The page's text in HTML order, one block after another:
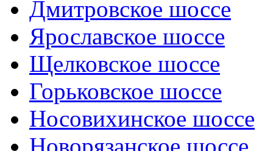
Дмитровское шоссе
Ярославское шоссе
Щелковское шоссе
Горьковское шоссе
Носовихинское шоссе